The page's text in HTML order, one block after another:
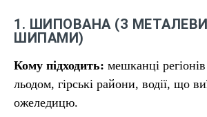
1. ШИПОВАНА (З
ШИПАМИ)
Кому підходить: мешканці
льодом, гірські райони, водії, що
ожеледицю.